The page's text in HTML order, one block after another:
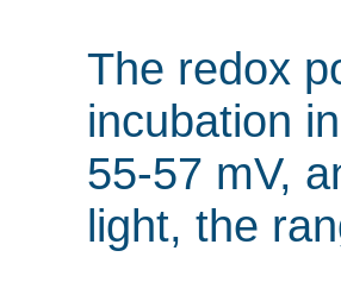
The redox
incubation
55-57 mV,
light, the